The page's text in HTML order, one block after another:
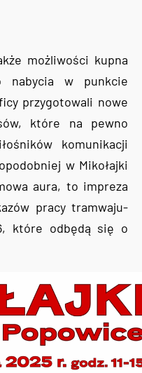
możliwości kupna
nabycia w punkcie
przygotowali nowe
które na pewno
komunikacji
w Mikołajki
aura, to impreza
pracy tramwaju-
które odbędą się o